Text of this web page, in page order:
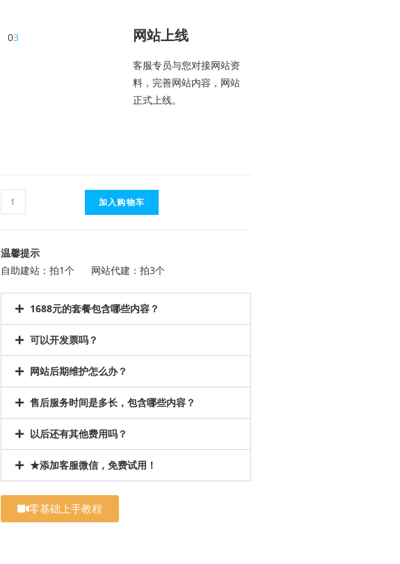
03 网站上线
客服专员与您对接网站资
料，完善网站内容，网站
正式上线。
加入购物车
温馨提示
自助建站：拍1个 网站代建：拍3个
1688元的套餐包含哪些内容？
可以开发票吗？
网站后期维护怎么办？
售后服务时间是多长，包含哪些内容？
以后还有其他费用吗？
★添加客服微信，免费试用！
零基础上手教程